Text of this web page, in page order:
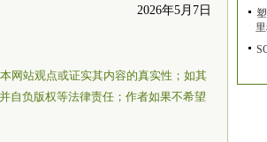
2026年5月7日
网站观点或证实其内容的真实性；如其
自负版权等法律责任；作者如果不希望